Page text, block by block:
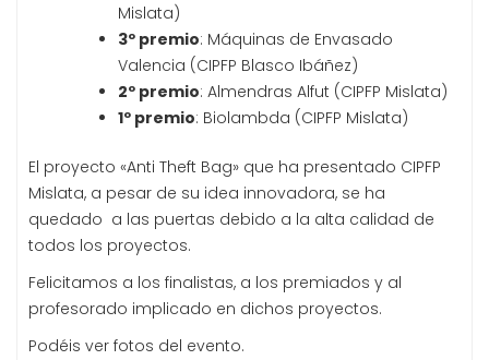
Mislata)
3º premio: Máquinas de Envasado
Valencia (CIPFP Blasco Ibáñez)
2º premio: Almendras Alfut (CIPFP Mislata)
1º premio: Biolambda (CIPFP Mislata)
El proyecto «Anti Theft Bag» que ha presentado CIPFP
Mislata, a pesar de su idea innovadora, se ha
quedado a las puertas debido a la alta calidad de
todos los proyectos.
Felicitamos a los finalistas, a los premiados y al
profesorado implicado en dichos proyectos.
Podéis ver fotos del evento.